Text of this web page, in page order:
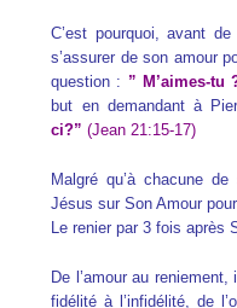
C’est pourquoi, avant
s’assurer de son amour
question : ” M’aimes-tu
but en demandant à
ci?”(Jean 21:15-17)
Malgré qu’à chacune
Jésus sur Son Amour
Le renier par 3 fois après
De l’amour au
fidélité à l’infidélité, de